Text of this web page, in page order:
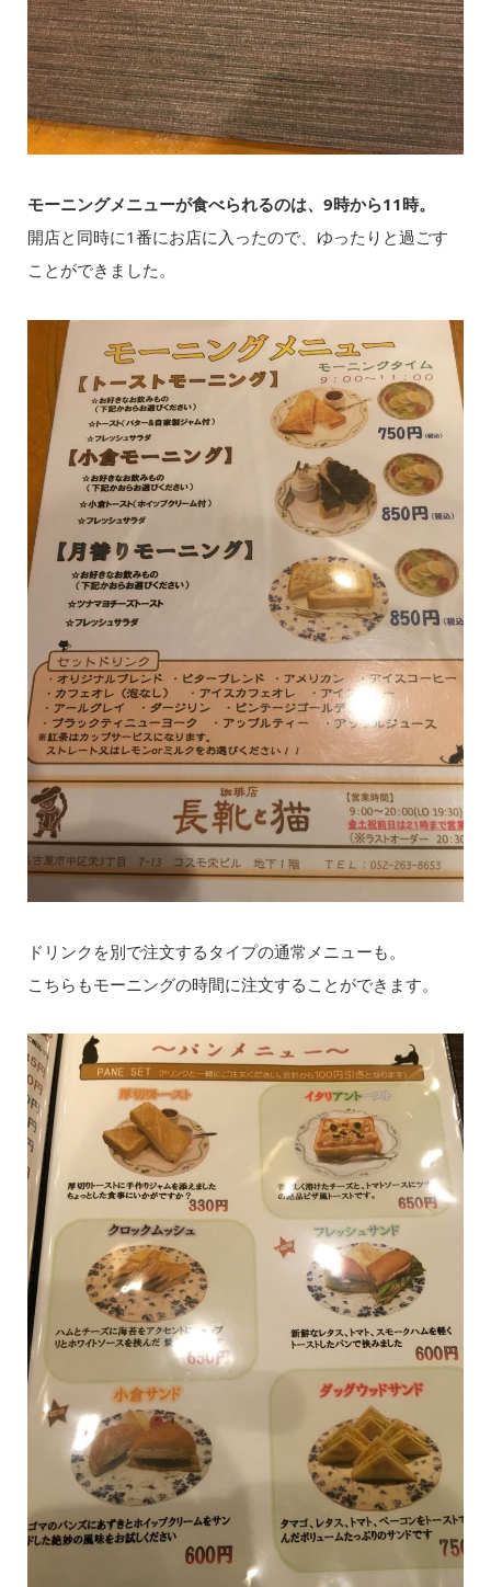
モーニングメニューが食べられるのは、9時から11時。
開店と同時に1番にお店に入ったので、ゆったりと過ごす
ことができました。
ドリンクを別で注文するタイプの通常メニューも。
こちらもモーニングの時間に注文することができます。